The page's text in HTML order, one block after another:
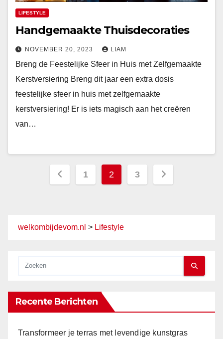
LIFESTYLE
Handgemaakte Thuisdecoraties
NOVEMBER 20, 2023 LIAM
Breng de Feestelijke Sfeer in Huis met Zelfgemaakte
Kerstversiering Breng dit jaar een extra dosis
feestelijke sfeer in huis met zelfgemaakte
kerstversiering! Er is iets magisch aan het creëren
van…
Berichten
1 2 3
welkombijdevom.nl > Lifestyle
Recente Berichten
Transformeer je terras met levendige kunstgras